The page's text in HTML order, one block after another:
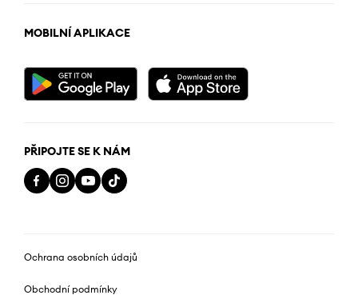
MOBILNÍ APLIKACE
PŘIPOJTE SE K NÁM
Ochrana osobních údajů
Obchodní podmínky